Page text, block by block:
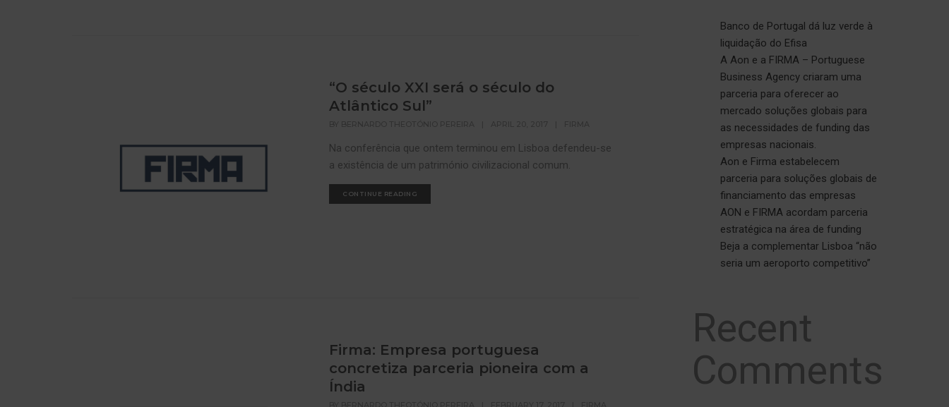
“O século XXI será o século do
Atlântico Sul”
Na conferência que ontem terminou em Lisboa defendeu-se
a existência de um património civilizacional comum.
CONTINUE READING
Firma: Empresa portuguesa
concretiza parceria pioneira com a
Índia
Banco de Portugal dá luz verde à
liquidação do Efisa
A Aon e a FIRMA – Portuguese
Business Agency criaram uma
parceria para oferecer ao
mercado soluções globais para
as necessidades de funding das
empresas nacionais.
Aon e Firma estabelecem
parceria para soluções globais de
financiamento das empresas
AON e FIRMA acordam parceria
estratégica na área de funding
Beja a complementar Lisboa “não
seria um aeroporto competitivo”
Recent
Comments